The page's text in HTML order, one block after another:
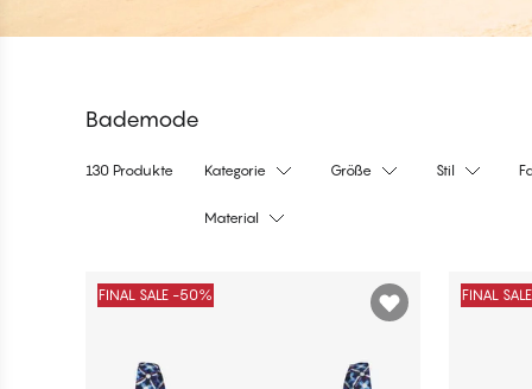
Bademode
130 Produkte Kategorie Größe Stil
Material
Produkte
FINAL SALE -50% FINAL